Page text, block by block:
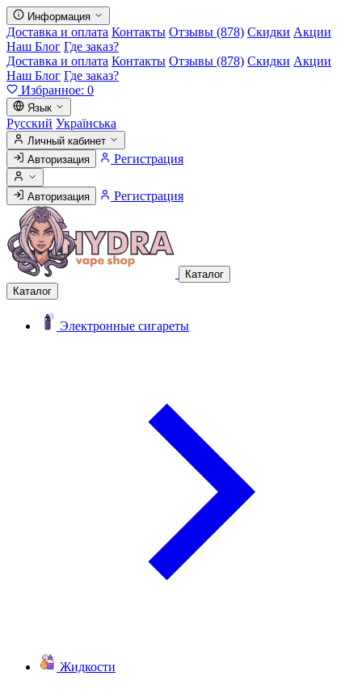
Информация
Доставка и оплата Контакты Отзывы (878) Скидки Акции
Наш Блог Где заказ?
Доставка и оплата Контакты Отзывы (878) Скидки Акции
Наш Блог Где заказ?
Избранное: 0
Язык
Русский Українська
Личный кабинет
Авторизация
Регистрация
Авторизация Регистрация
Каталог
Каталог
Электронные сигареты
Жидкости